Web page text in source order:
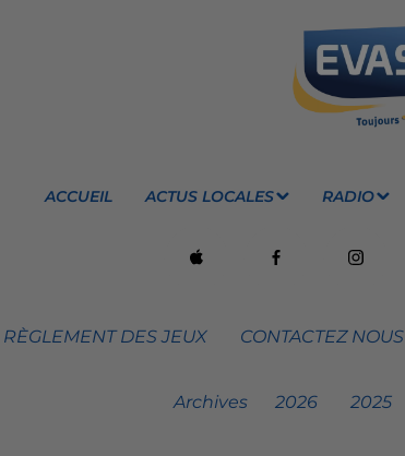
ACCUEIL ACTUS LOCALES RADIO
RÈGLEMENT DES JEUX CONTACTEZ NOUS
Archives 2026 2025